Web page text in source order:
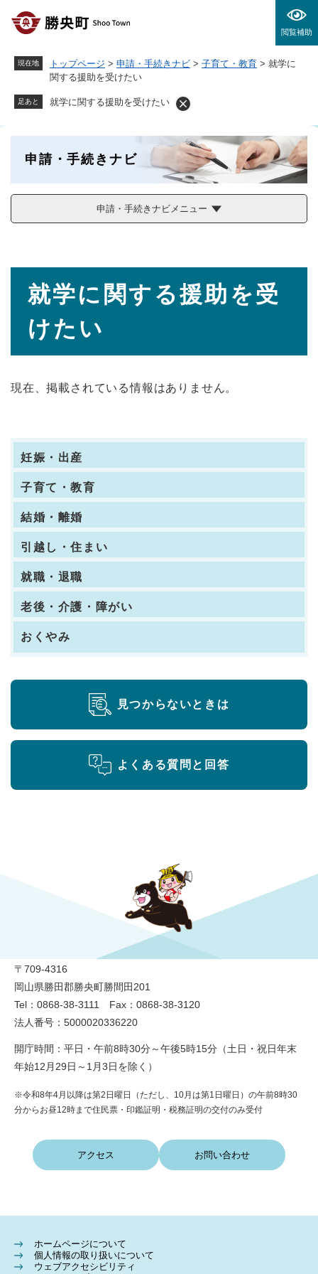
閲覧補助
現在地 トップページ > 申請・手続きナビ > 子育て・教育 > 就学に
関する援助を受けたい
足あと 就学に関する援助を受けたい
申請・手続きナビ
申請・手続きナビメニュー
就学に関する援助を受
けたい
現在、掲載されている情報はありません。
妊娠・出産
子育て・教育
結婚・離婚
引越し・住まい
就職・退職
老後・介護・障がい
おくやみ
見つからないときは
よくある質問と回答
〒709-4316
岡山県勝田郡勝央町勝間田201
Tel：0868-38-3111 Fax：0868-38-3120
法人番号：5000020336220
開庁時間：平日・午前8時30分～午後5時15分（土日・祝日年末
年始12月29日～1月3日を除く）
※令和8年4月以降は第2日曜日（ただし、10月は第1日曜日）の午前8時30
分からお昼12時まで住民票・印鑑証明・税務証明の交付のみ受付
アクセス お問い合わせ
ホームページについて
個人情報の取り扱いについて
ウェブアクセシビリティ